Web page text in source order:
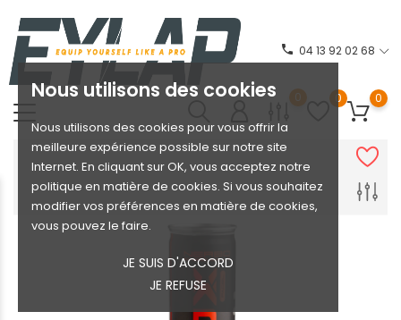
Nous utilisons des cookies
Nous utilisons des cookies pour vous offrir la
meilleure expérience possible sur notre site
Internet. En cliquant sur OK, vous acceptez notre
politique en matière de cookies. Si vous souhaitez
modifier vos préférences en matière de cookies,
vous pouvez le faire.
JE SUIS D'ACCORD
JE REFUSE
phone 04 13 92 02 68
0 0 0